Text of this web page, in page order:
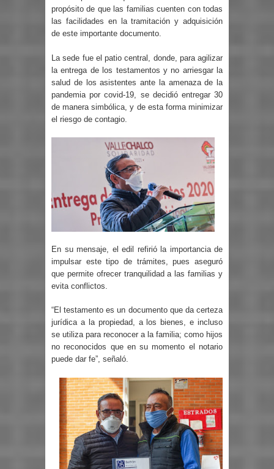
propósito de que las familias cuenten con todas
las facilidades en la tramitación y adquisición
de este importante documento.
La sede fue el patio central, donde, para agilizar
la entrega de los testamentos y no arriesgar la
salud de los asistentes ante la amenaza de la
pandemia por covid-19, se decidió entregar 30
de manera simbólica, y de esta forma minimizar
el riesgo de contagio.
En su mensaje, el edil refirió la importancia de
impulsar este tipo de trámites, pues aseguró
que permite ofrecer tranquilidad a las familias y
evita conflictos.
“El testamento es un documento que da certeza
jurídica a la propiedad, a los bienes, e incluso
se utiliza para reconocer a la familia; como hijos
no reconocidos que en su momento el notario
puede dar fe”, señaló.